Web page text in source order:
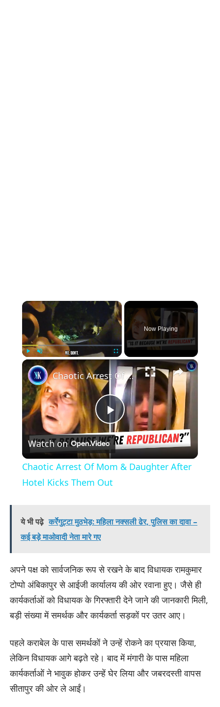
×
Play Unmute Fullscreen
Now Playing
×
Play
Video
Chaotic Arrest Of Mom & Daughter After Hotel Kicks Them Out
Watch on
Chaotic Arrest Of Mom & Daughter After
Hotel Kicks Them Out
ये भी पढ़े कर्रेगुट्टा मुठभेड़: महिला नक्सली ढेर, पुलिस का दावा –
कई बड़े माओवादी नेता मारे गए
अपने पक्ष को सार्वजनिक रूप से रखने के बाद विधायक रामकुमार
टोप्पो अंबिकापुर से आईजी कार्यालय की ओर रवाना हुए। जैसे ही
कार्यकर्ताओं को विधायक के गिरफ्तारी देने जाने की जानकारी मिली,
बड़ी संख्या में समर्थक और कार्यकर्ता सड़कों पर उतर आए।
पहले कराबेल के पास समर्थकों ने उन्हें रोकने का प्रयास किया,
लेकिन विधायक आगे बढ़ते रहे। बाद में मंगारी के पास महिला
कार्यकर्ताओं ने भावुक होकर उन्हें घेर लिया और जबरदस्ती वापस
सीतापुर की ओर ले आईं।